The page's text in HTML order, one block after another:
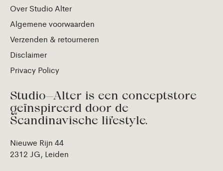
Over Studio Alter
Algemene voorwaarden
Verzenden & retourneren
Disclaimer
Privacy Policy
Studio—Alter is een conceptstore
geïnspireerd door de
Scandinavische lifestyle.
Nieuwe Rijn 44
2312 JG, Leiden